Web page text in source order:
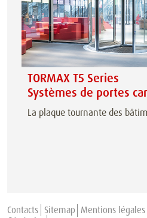
TORMAX T5 Series
Systèmes de portes
La plaque tournante des
Contacts Sitemap Mentions légales